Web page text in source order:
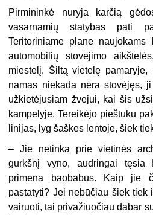
Pirmininkė nuryja karčią
vasarnamių statybas pati
Teritoriniame plane
automobilių stovėjimo
miestelį. Šiltą vietelę
namas niekada nėra stovėjęs,
užkietėjusiam žvejui, kai šis
kampelyje. Tereikėjo pieštuku
linijas, lyg šaškes lentoje, šiek
– Jie netinka prie vietinės
gurkšnį vyno, audringai
primena baobabus. Kaip jie
pastatyti? Jei nebūčiau šiek tiek
vairuoti, tai privažiuočiau dabar